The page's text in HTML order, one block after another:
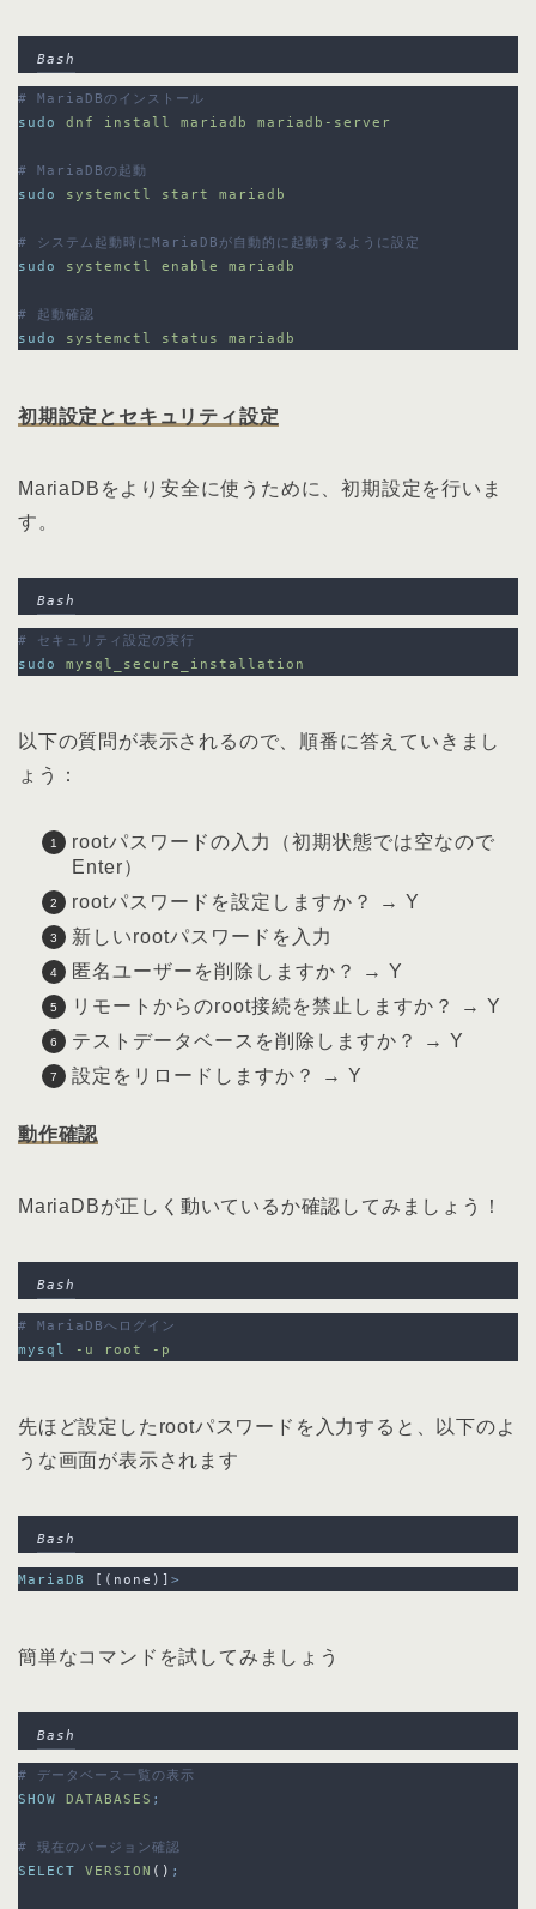
Bash
# MariaDBのインストール
sudo
dnf install mariadb mariadb-server
# MariaDBの起動
sudo
systemctl start mariadb
# システム起動時にMariaDBが自動的に起動するように設定
sudo
systemctl enable mariadb
# 起動確認
sudo
systemctl status mariadb
初期設定とセキュリティ設定
MariaDBをより安全に使うために、初期設定を行いま
す。
Bash
# セキュリティ設定の実行
sudo
mysql_secure_installation
以下の質問が表示されるので、順番に答えていきまし
ょう：
rootパスワードの入力（初期状態では空なので
Enter）
rootパスワードを設定しますか？ → Y
新しいrootパスワードを入力
匿名ユーザーを削除しますか？ → Y
リモートからのroot接続を禁止しますか？ → Y
テストデータベースを削除しますか？ → Y
設定をリロードしますか？ → Y
動作確認
MariaDBが正しく動いているか確認してみましょう！
Bash
# MariaDBへログイン
mysql
-u root -p
先ほど設定したrootパスワードを入力すると、以下のよ
うな画面が表示されます
Bash
MariaDB [(none)] >
簡単なコマンドを試してみましょう
Bash
# データベース一覧の表示
SHOW
DATABASES ;
# 現在のバージョン確認
SELECT
VERSION () ;